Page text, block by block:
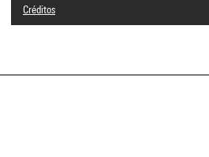
Créditos
© Adagp, Paris